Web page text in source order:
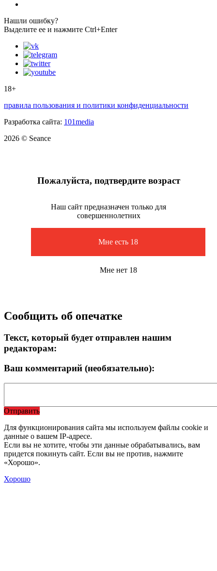
Нашли ошибку?
Выделите ее и нажмите Ctrl+Enter
18+
правила пользования и политики конфиденциальности
Разработка сайта: 101media
2026 © Seance
Пожалуйста, подтвердите возраст
Наш сайт предназначен только для
совершеннолетних
Мне есть 18
Мне нет 18
Сообщить об опечатке
Текст, который будет отправлен нашим
редакторам:
Ваш комментарий (необязательно):
Отправить
Для функционирования сайта мы используем файлы cookie и
данные о вашем IP-адресе.
Если вы не хотите, чтобы эти данные обрабатывались, вам
придется покинуть сайт. Если вы не против, нажмите
«Хорошо».
Хорошо